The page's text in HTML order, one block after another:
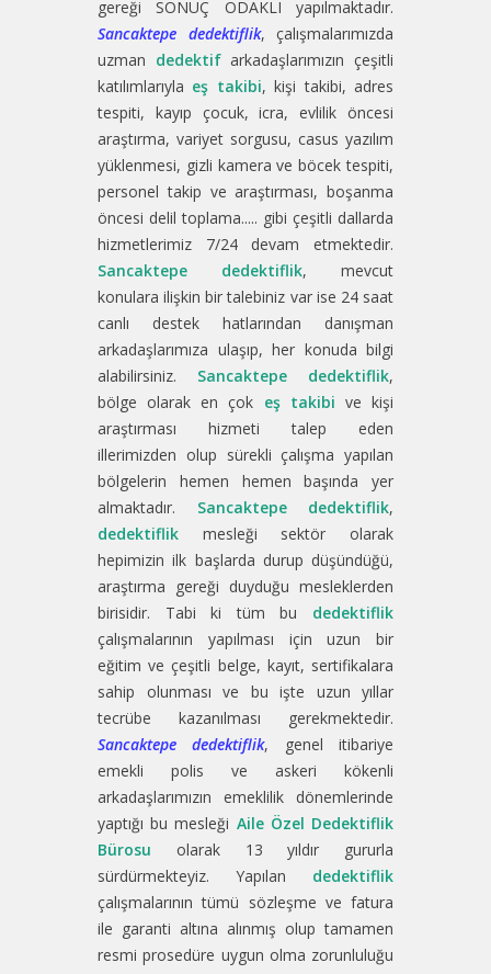
gereği SONUÇ ODAKLI yapılmaktadır.
Sancaktepe dedektiflik, çalışmalarımızda
uzman dedektifarkadaşlarımızın çeşitli
katılımlarıyla eş takibi, kişi takibi, adres
tespiti, kayıp çocuk, icra, evlilik öncesi
araştırma, variyet sorgusu, casus yazılım
yüklenmesi, gizli kamera ve böcek tespiti,
personel takip ve araştırması, boşanma
öncesi delil toplama..... gibi çeşitli dallarda
hizmetlerimiz 7/24 devam etmektedir.
Sancaktepe dedektiflik, mevcut
konulara ilişkin bir talebiniz var ise 24 saat
canlı destek hatlarından danışman
arkadaşlarımıza ulaşıp, her konuda bilgi
alabilirsiniz. Sancaktepe dedektiflik,
bölge olarak en çok eş takibi ve kişi
araştırması hizmeti talep eden
illerimizden olup sürekli çalışma yapılan
bölgelerin hemen hemen başında yer
almaktadır. Sancaktepe dedektiflik,
dedektiflik mesleği sektör olarak
hepimizin ilk başlarda durup düşündüğü,
araştırma gereği duyduğu mesleklerden
birisidir. Tabi ki tüm bu dedektiflik
çalışmalarının yapılması için uzun bir
eğitim ve çeşitli belge, kayıt, sertifikalara
sahip olunması ve bu işte uzun yıllar
tecrübe kazanılması gerekmektedir.
Sancaktepe dedektiflik, genel itibariye
emekli polis ve askeri kökenli
arkadaşlarımızın emeklilik dönemlerinde
yaptığı bu mesleği Aile Özel Dedektiflik
Bürosu olarak 13 yıldır gururla
sürdürmekteyiz. Yapılan dedektiflik
çalışmalarının tümü sözleşme ve fatura
ile garanti altına alınmış olup tamamen
resmi prosedüre uygun olma zorunluluğu